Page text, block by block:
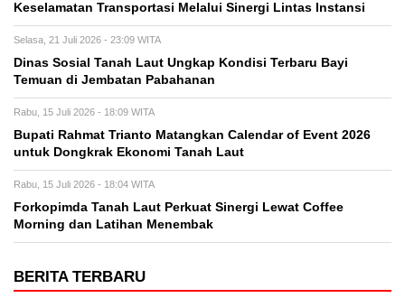
Keselamatan Transportasi Melalui Sinergi Lintas Instansi
Selasa, 21 Juli 2026 - 23:09 WITA
Dinas Sosial Tanah Laut Ungkap Kondisi Terbaru Bayi
Temuan di Jembatan Pabahanan
Rabu, 15 Juli 2026 - 18:09 WITA
Bupati Rahmat Trianto Matangkan Calendar of Event 2026
untuk Dongkrak Ekonomi Tanah Laut
Rabu, 15 Juli 2026 - 18:04 WITA
Forkopimda Tanah Laut Perkuat Sinergi Lewat Coffee
Morning dan Latihan Menembak
BERITA TERBARU